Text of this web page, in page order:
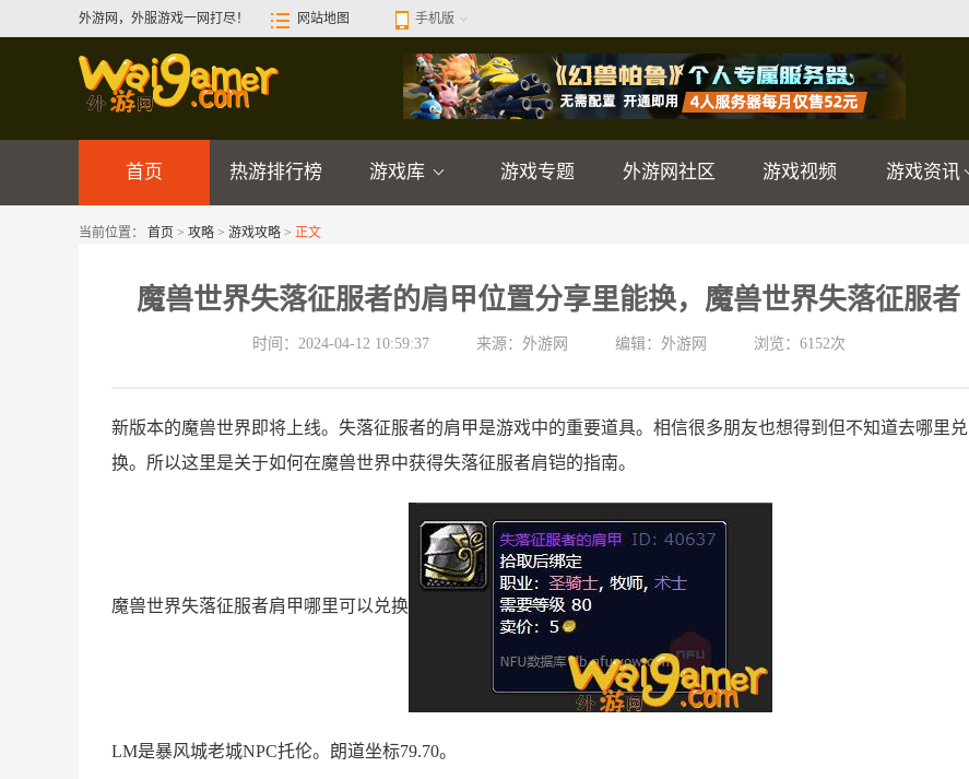
外游网，外服游戏一网打尽！ 网站地图 手机版
首页 热游排行榜 游戏库 游戏专题 外游网社区 游戏视频 游戏资讯
当前位置： 首页 > 攻略 > 游戏攻略 > 正文
魔兽世界失落征服者的肩甲位置分享里能换，魔兽世界失落征服者
时间：2024-04-12 10:59:37 来源：外游网 编辑：外游网 浏览： 6152次
新版本的魔兽世界即将上线。失落征服者的肩甲是游戏中的重要道具。相信很多朋友也想得到但不知道去哪里兑
换。所以这里是关于如何在魔兽世界中获得失落征服者肩铠的指南。
魔兽世界失落征服者肩甲哪里可以兑换
LM是暴风城老城NPC托伦。朗道坐标79.70。